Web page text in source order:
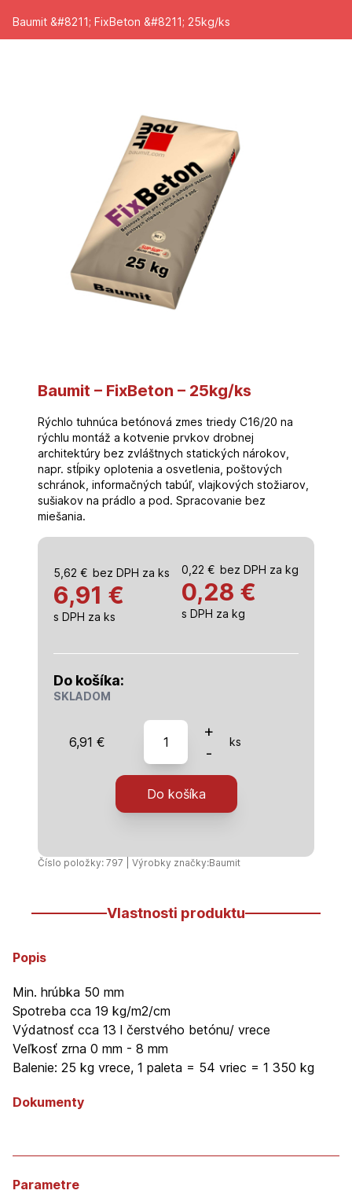
Baumit &#8211; FixBeton &#8211; 25kg/ks
Baumit – FixBeton – 25kg/ks
Rýchlo tuhnúca betónová zmes triedy C16/20 na
rýchlu montáž a kotvenie prvkov drobnej
architektúry bez zvláštnych statických nárokov,
napr. stĺpiky oplotenia a osvetlenia, poštových
schránok, informačných tabúľ, vlajkových stožiarov,
sušiakov na prádlo a pod. Spracovanie bez
miešania.
5,62 € bez DPH za ks
6,91 €
s DPH za ks
0,22 € bez DPH za kg
0,28 €
s DPH za kg
Do košíka:
SKLADOM
6,91 €
množstvo
Baumit
-
FixBeton
+
-
ks
Do košíka
Číslo položky: 797 | Výrobky značky:Baumit
Vlastnosti produktu
Popis
Min. hrúbka 50 mm
Spotreba cca 19 kg/m2/cm
Výdatnosť cca 13 l čerstvého betónu/ vrece
Veľkosť zrna 0 mm - 8 mm
Balenie: 25 kg vrece, 1 paleta = 54 vriec = 1 350 kg
Dokumenty
Parametre